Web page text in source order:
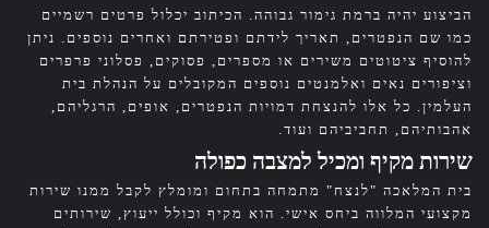
הביצוע יהיה ברמת גימור גבוהה. הכיתוב יכלול פרטים רשמיים
כמו שם הנפטרים, תאריך לידתם ופטירתם ואחרים נוספים. ניתן
להוסיף ציטוטים משירים או מספרים, פסוקים, פסלוני פרפרים
וציפורים נאים ואלמנטים נוספים המקובלים על הנהלת בית
העלמין. כל אלו להנצחת דמויות הנפטרים, אופים, הרגליהם,
אהבותיהם, תחביביהם ועוד.
שירות מקיף ומכיל למצבה כפולה
בית המלאכה "לנצח" מתמחה בתחום ומומלץ לקבל ממנו שירות
מקצועי המלווה ביחס אישי. הוא מקיף וכולל ייעוץ, שירותים